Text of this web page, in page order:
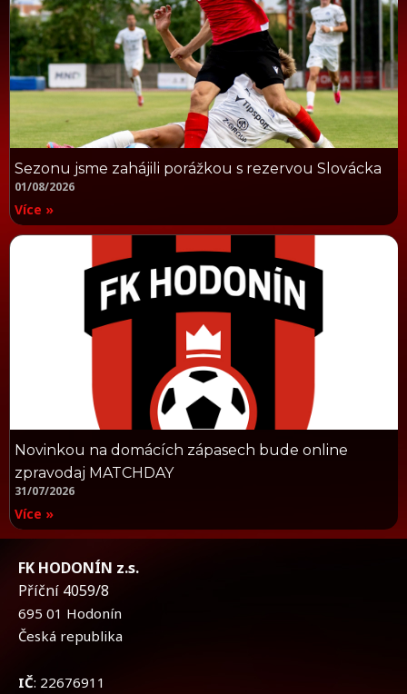
Sezonu jsme zahájili porážkou s rezervou Slovácka
01/08/2026
Více »
Novinkou na domácích zápasech bude online
zpravodaj MATCHDAY
31/07/2026
Více »
FK HODONÍN z.s.
Příční 4059/8
695 01 Hodonín
Česká republika
IČ: 22676911